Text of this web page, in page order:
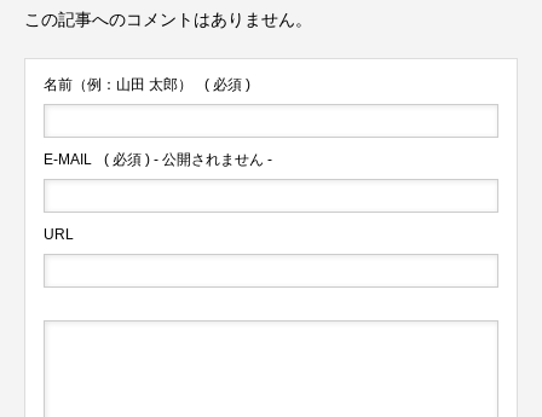
この記事へのコメントはありません。
名前（例：山田 太郎） ( 必須 )
E-MAIL ( 必須 ) - 公開されません -
URL